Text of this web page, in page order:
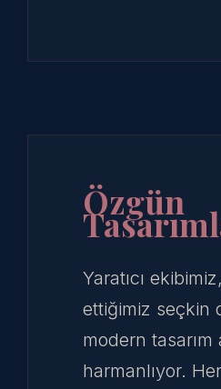
Özgün
Yaratıcı
ettiğimiz seçkin
modern tasarım
harmanlıyor.